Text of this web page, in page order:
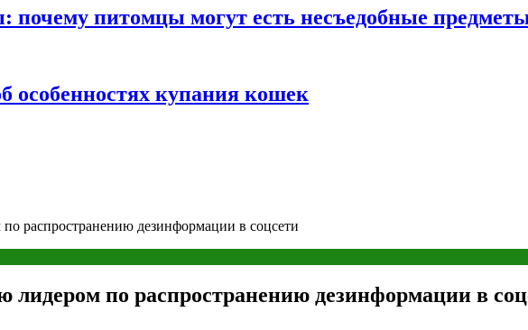
почему питомцы могут есть несъедобные
особенностях купания кошек
распространению дезинформации в соцсети
лидером по распространению дезинформации в